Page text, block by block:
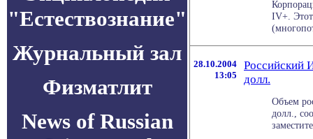
"Естествознание"
Журнальный зал
Физматлит
News of Russian
IV+. Этот
28.10.2004
13:05
Российский
долл.
Объем
долл.,